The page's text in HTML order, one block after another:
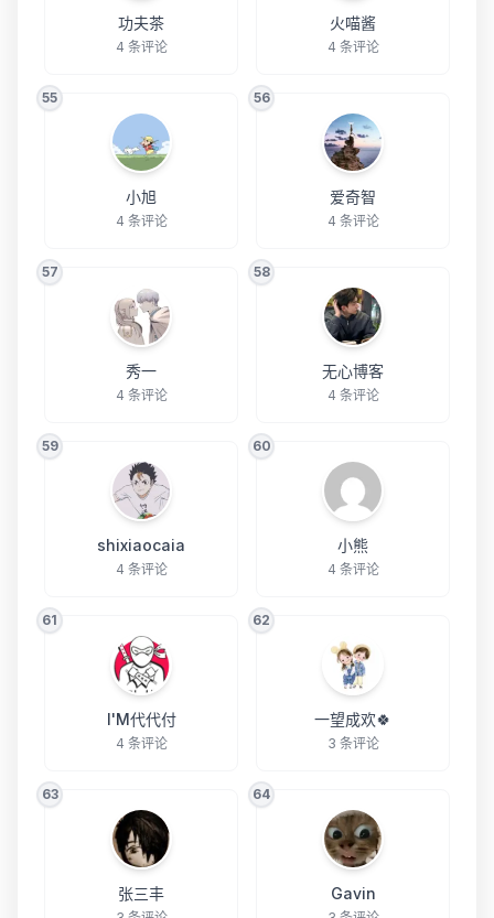
功夫茶
4 条评论
火喵酱
4 条评论
55
小旭
4 条评论
56
爱奇智
4 条评论
57
秀一
4 条评论
58
无心博客
4 条评论
59
shixiaocaia
4 条评论
60
小熊
4 条评论
61
I'M代代付
4 条评论
62
一望成欢🍀
3 条评论
63
张三丰
64
Gavin